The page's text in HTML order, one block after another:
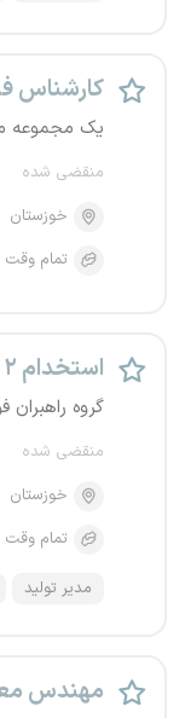
کارشناس
یک مجموعه
منقضی شده
خوزستان
تمام وقت
استخدام ۲ عنوان شغلی
گروه راهبران
منقضی شده
خوزستان
تمام وقت
مدیر تولید
مهندس